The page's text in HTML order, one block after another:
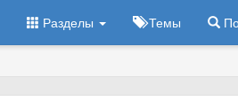
Разделы Темы